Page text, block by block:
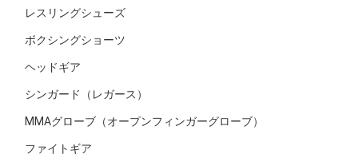
レスリングシューズ
ボクシングショーツ
ヘッドギア
シンガード（レガース）
MMAグローブ（オープンフィンガーグローブ）
ファイトギア